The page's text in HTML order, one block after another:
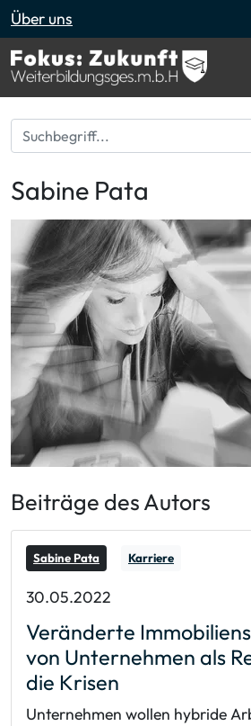
Über uns
Suchbegriff...
Sabine Pata
Beiträge des Autors
Sabine Pata Karriere
30.05.2022
Veränderte
von Unternehmen als
die Krisen
Unternehmen wollen hybride